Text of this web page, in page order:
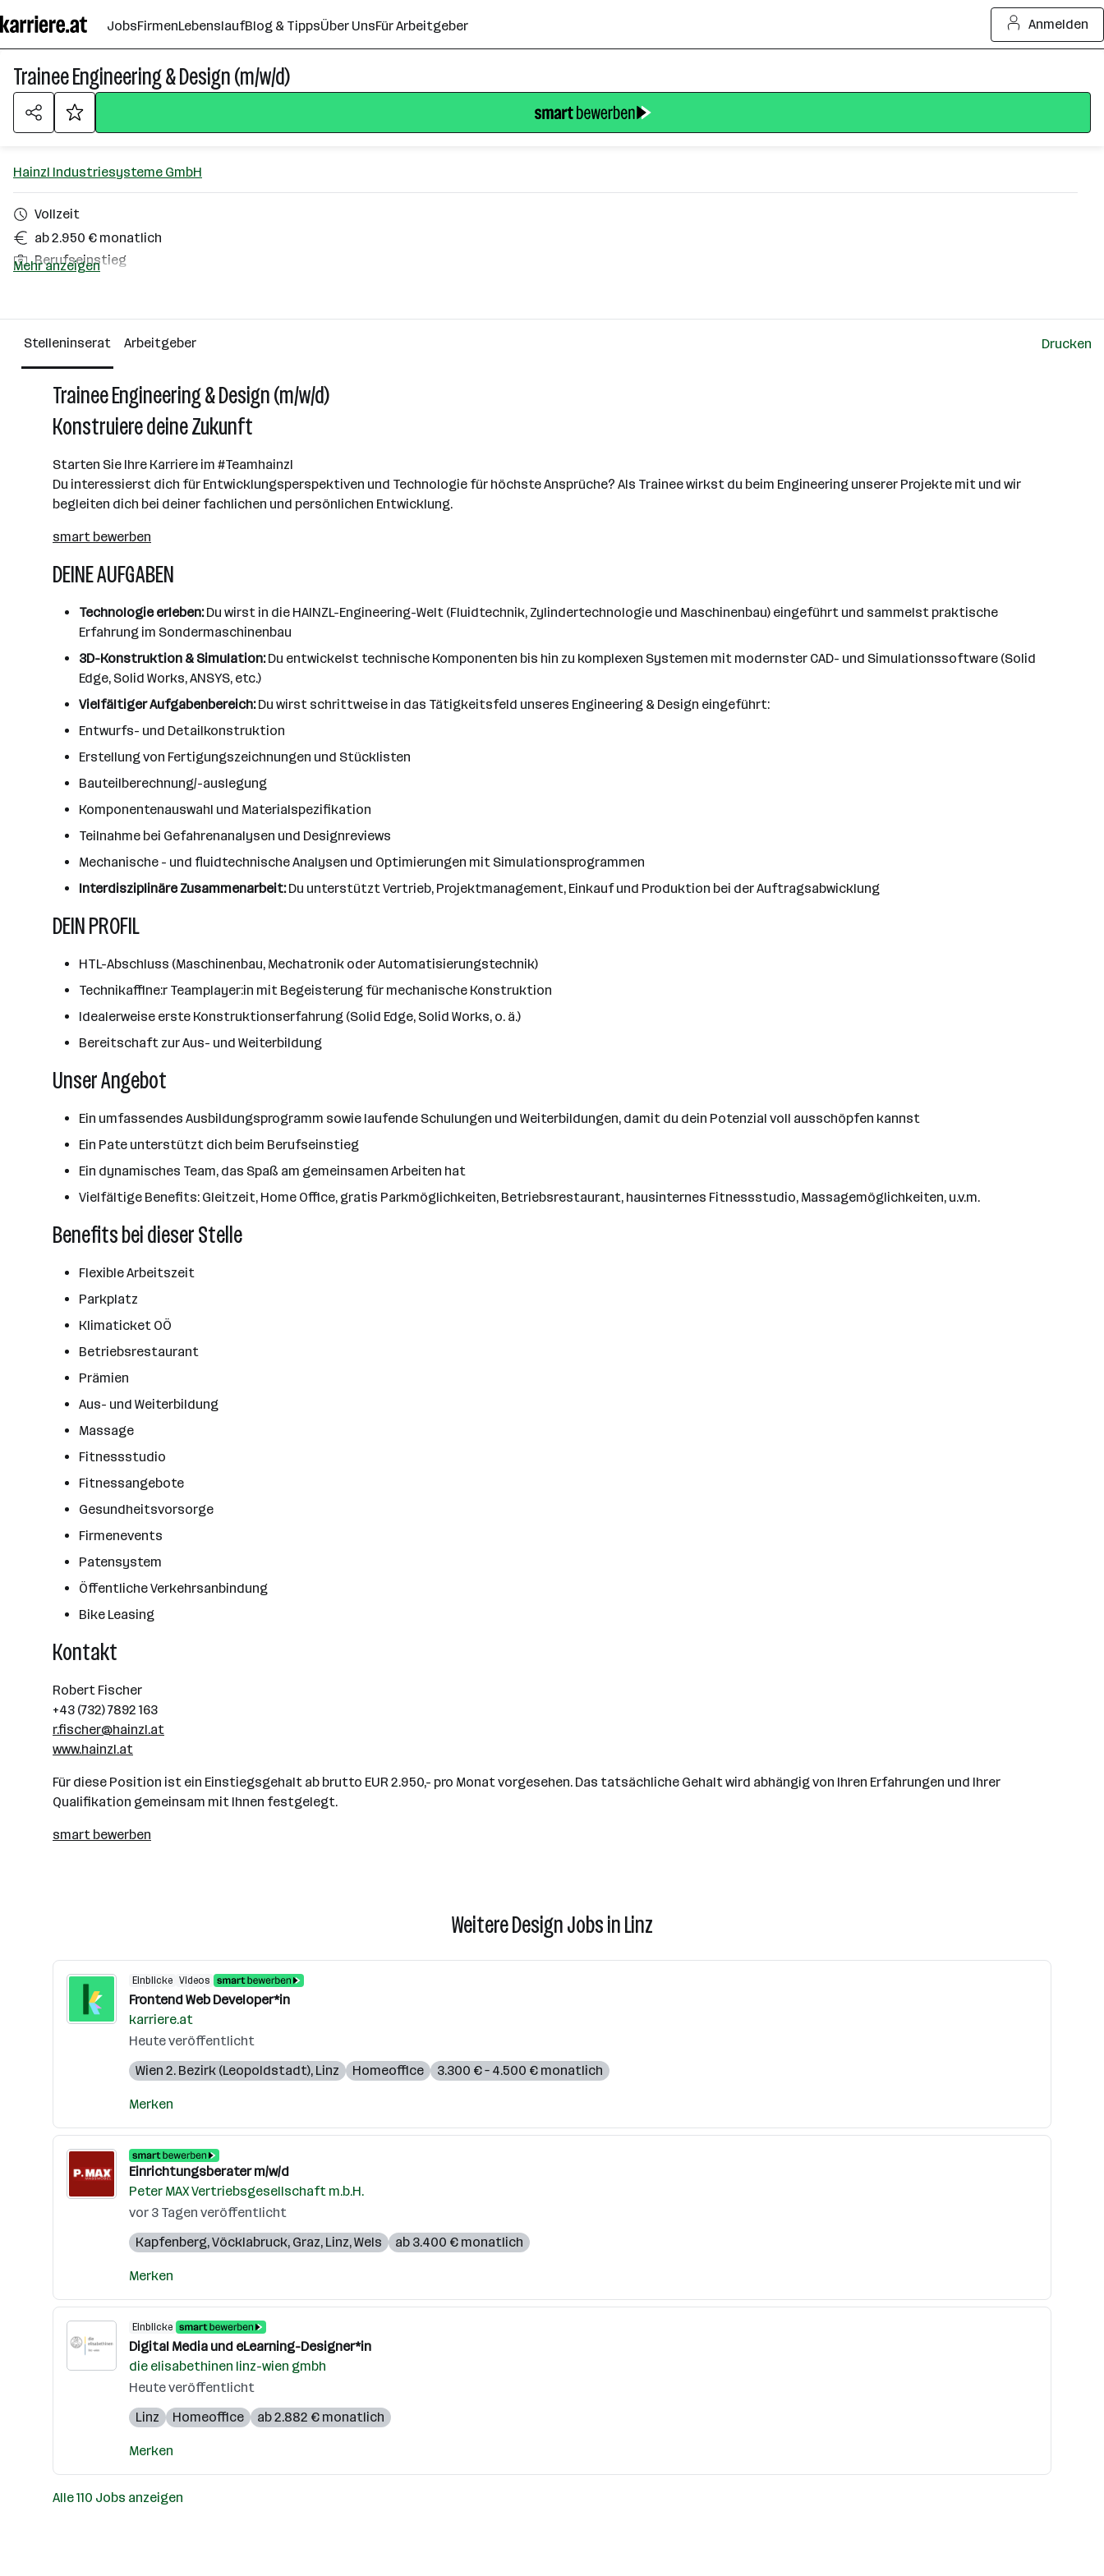
Seiteninhalt
springen
JobsFirmenLebenslaufBlog & TippsÜber UnsFür Arbeitgeber Anmelden
Trainee Engineering & Design (m/w/d)
Hainzl Industriesysteme GmbH
Vollzeit
ab 2.950 € monatlich
Berufseinstieg
501 - 2500 Mitarbeiter*innen
Mehr anzeigen
Stelleninserat Arbeitgeber Drucken
Trainee Engineering & Design (m/w/d)
Konstruiere deine Zukunft
Starten Sie Ihre Karriere im #Teamhainzl
Du interessierst dich für Entwicklungsperspektiven und Technologie für höchste Ansprüche? Als Trainee wirkst du beim Engineering unserer Projekte mit und wir
begleiten dich bei deiner fachlichen und persönlichen Entwicklung.
smart bewerben
DEINE AUFGABEN
Technologie erleben:Du wirst in die HAINZL-Engineering-Welt (Fluidtechnik, Zylindertechnologie und Maschinenbau) eingeführt und sammelst praktische
Erfahrung im Sondermaschinenbau
3D-Konstruktion & Simulation:Du entwickelst technische Komponenten bis hin zu komplexen Systemen mit modernster CAD- und Simulationssoftware (Solid
Edge, Solid Works, ANSYS, etc.)
Vielfältiger Aufgabenbereich:Du wirst schrittweise in das Tätigkeitsfeld unseres Engineering & Design eingeführt:
Entwurfs- und Detailkonstruktion
Erstellung von Fertigungszeichnungen und Stücklisten
Bauteilberechnung/-auslegung
Komponentenauswahl und Materialspezifikation
Teilnahme bei Gefahrenanalysen und Designreviews
Mechanische - und fluidtechnische Analysen und Optimierungen mit Simulationsprogrammen
Interdisziplinäre Zusammenarbeit:Du unterstützt Vertrieb, Projektmanagement, Einkauf und Produktion bei der Auftragsabwicklung
DEIN PROFIL
HTL-Abschluss (Maschinenbau, Mechatronik oder Automatisierungstechnik)
Technikaffine:r Teamplayer:in mit Begeisterung für mechanische Konstruktion
Idealerweise erste Konstruktionserfahrung (Solid Edge, Solid Works, o. ä.)
Bereitschaft zur Aus- und Weiterbildung
Unser Angebot
Ein umfassendes Ausbildungsprogramm sowie laufende Schulungen und Weiterbildungen, damit du dein Potenzial voll ausschöpfen kannst
Ein Pate unterstützt dich beim Berufseinstieg
Ein dynamisches Team, das Spaß am gemeinsamen Arbeiten hat
Vielfältige Benefits: Gleitzeit, Home Office, gratis Parkmöglichkeiten, Betriebsrestaurant, hausinternes Fitnessstudio, Massagemöglichkeiten, u.v.m.
Benefits bei dieser Stelle
Flexible Arbeitszeit
Parkplatz
Klimaticket OÖ
Betriebsrestaurant
Prämien
Aus- und Weiterbildung
Massage
Fitnessstudio
Fitnessangebote
Gesundheitsvorsorge
Firmenevents
Patensystem
Öffentliche Verkehrsanbindung
Bike Leasing
Kontakt
Robert Fischer
+43 (732) 7892 163
r.fischer@hainzl.at
www.hainzl.at
Für diese Position ist ein Einstiegsgehalt ab brutto EUR 2.950,- pro Monat vorgesehen. Das tatsächliche Gehalt wird abhängig von Ihren Erfahrungen und Ihrer
Qualifikation gemeinsam mit Ihnen festgelegt.
smart bewerben
Weitere Design Jobs in Linz
Einblicke Videos
Frontend Web Developer*in
karriere.at
Heute veröffentlicht
Wien 2. Bezirk (Leopoldstadt), Linz Homeoffice 3.300 € – 4.500 € monatlich
Merken
Einrichtungsberater m/w/d
Peter MAX Vertriebsgesellschaft m.b.H.
vor 3 Tagen veröffentlicht
Kapfenberg,Vöcklabruck, Graz, Linz,Wels ab 3.400 € monatlich
Merken
Einblicke
Digital Media und eLearning-Designer*in
die elisabethinen linz-wien gmbh
Heute veröffentlicht
Linz
Homeoffice ab 2.882 € monatlich
Merken
Alle 110 Jobs anzeigen